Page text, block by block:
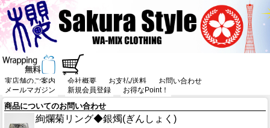
実店舗のご案内 会社概要 お支払/送料
お問い合わせ
メールマガジン
新規会員登録 お得なPoint！
商品についてのお問い合わせ
絢爛菊リング◆銀燭(ぎんしょく)